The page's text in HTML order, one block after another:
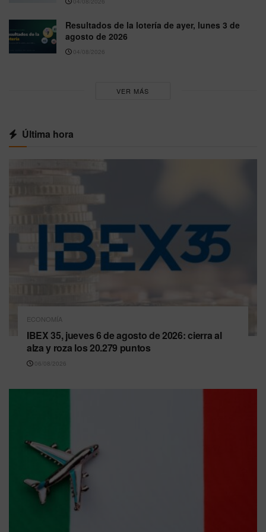
Resultados de la lotería de ayer, lunes 3 de
agosto de 2026
04/08/2026
VER MÁS
Última hora
ECONOMÍA
IBEX 35, jueves 6 de agosto de 2026: cierra al
alza y roza los 20.279 puntos
06/08/2026